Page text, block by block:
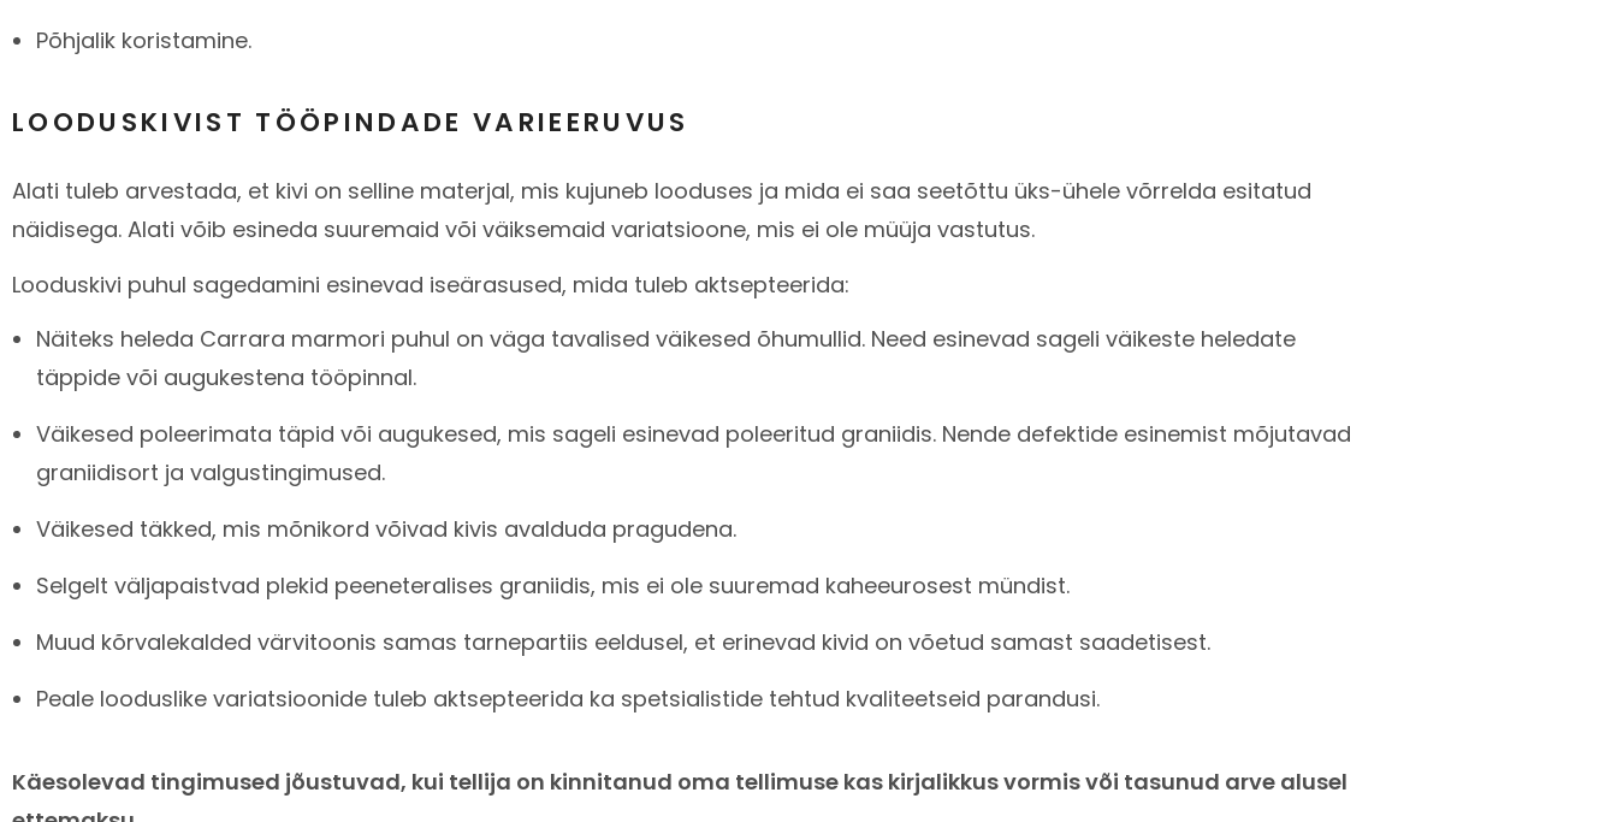
Põhjalik koristamine.
LOODUSKIVIST TÖÖPINDADE VARIEERUVUS
Alati tuleb arvestada, et kivi on selline materjal, mis kujuneb looduses ja mida ei saa seetõttu üks-ühele võrrelda esitatud
näidisega. Alati võib esineda suuremaid või väiksemaid variatsioone, mis ei ole müüja vastutus.
Looduskivi puhul sagedamini esinevad iseärasused, mida tuleb aktsepteerida:
Näiteks heleda Carrara marmori puhul on väga tavalised väikesed õhumullid. Need esinevad sageli väikeste heledate
täppide või augukestena tööpinnal.
Väikesed poleerimata täpid või augukesed, mis sageli esinevad poleeritud graniidis. Nende defektide esinemist mõjutavad
graniidisort ja valgustingimused.
Väikesed täkked, mis mõnikord võivad kivis avalduda pragudena.
Selgelt väljapaistvad plekid peeneteralises graniidis, mis ei ole suuremad kaheeurosest mündist.
Muud kõrvalekalded värvitoonis samas tarnepartiis eeldusel, et erinevad kivid on võetud samast saadetisest.
Peale looduslike variatsioonide tuleb aktsepteerida ka spetsialistide tehtud kvaliteetseid parandusi.
Käesolevad tingimused jõustuvad, kui tellija on kinnitanud oma tellimuse kas kirjalikkus vormis või tasunud arve alusel